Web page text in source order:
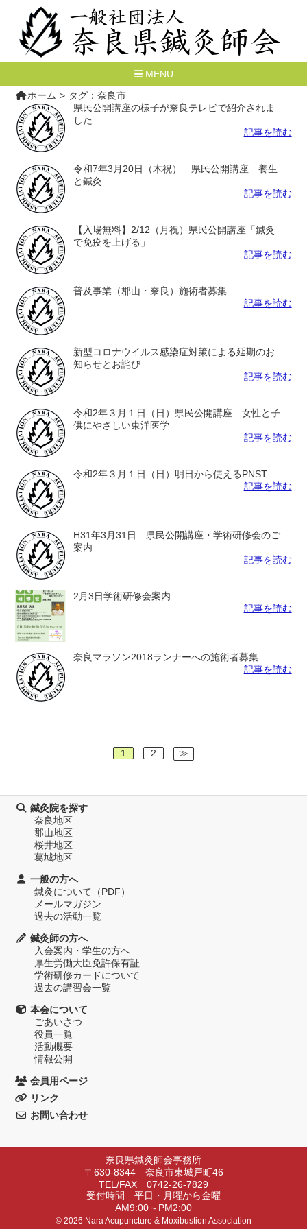
MENU
ホーム
タグ：奈良市
県民公開講座の様子が奈良テレビで紹介されま
した
記事を読む
令和7年3月20日（木祝） 県民公開講座 養生
と鍼灸
記事を読む
【入場無料】2/12（月祝）県民公開講座「鍼灸
で免疫を上げる」
記事を読む
普及事業（郡山・奈良）施術者募集
記事を読む
新型コロナウイルス感染症対策による延期のお
知らせとお詫び
記事を読む
令和2年３月１日（日）県民公開講座 女性と子
供にやさしい東洋医学
記事を読む
令和2年３月１日（日）明日から使えるPNST
記事を読む
H31年3月31日 県民公開講座・学術研修会のご
案内
記事を読む
2月3日学術研修会案内
記事を読む
奈良マラソン2018ランナーへの施術者募集
記事を読む
1 2 ≫
鍼灸院を探す
奈良地区
郡山地区
桜井地区
葛城地区
一般の方へ
鍼灸について（PDF）
メールマガジン
過去の活動一覧
鍼灸師の方へ
入会案内・学生の方へ
厚生労働大臣免許保有証
学術研修カードについて
過去の講習会一覧
本会について
ごあいさつ
役員一覧
活動概要
情報公開
会員用ページ
リンク
お問い合わせ
奈良県鍼灸師会事務所
〒630-8344 奈良市東城戸町46
TEL/FAX 0742-26-7829
受付時間 平日・月曜から金曜
AM9:00～PM2:00
© 2026 Nara Acupuncture & Moxibustion Association